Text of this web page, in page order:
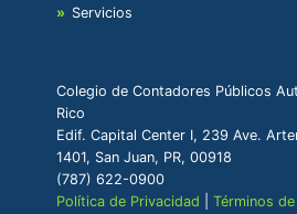
Servicios
Colegio de Contadores Públicos
Rico
Edif. Capital Center I, 239 Ave.
1401, San Juan, PR, 00918
(787) 622-0900
Política de Privacidad |Términos